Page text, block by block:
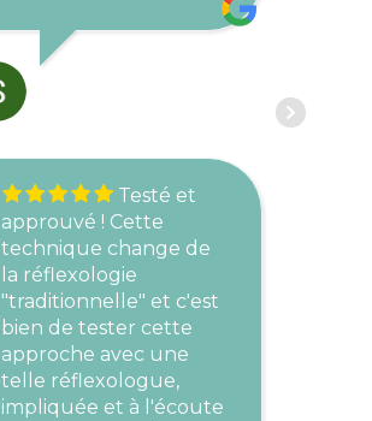
Testé et
approuvé ! Cette
technique change de
la réflexologie
"traditionnelle" et c'est
bien de tester cette
approche avec une
telle réflexologue,
impliquée et à l'écoute